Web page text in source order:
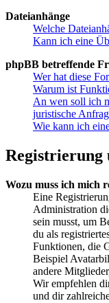
Dateianhänge
Welche
Kann ich eine
phpBB betreffende
Wer hat diese
Warum ist
An wen soll ich
juristische
Wie kann ich
Registrierung
Wozu muss ich mich
Eine
Administration
sein musst, um
du als
Funktionen, die
Beispiel
andere
Wir empfehlen
und dir